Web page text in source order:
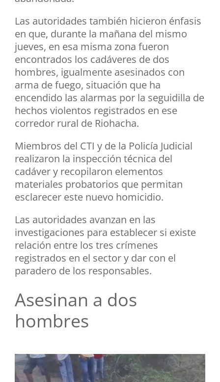
Las autoridades también hicieron énfasis
en que, durante la mañana del mismo
jueves, en esa misma zona fueron
encontrados los cadáveres de dos
hombres, igualmente asesinados con
arma de fuego, situación que ha
encendido las alarmas por la seguidilla de
hechos violentos registrados en ese
corredor rural de Riohacha.
Miembros del CTI y de la Policía Judicial
realizaron la inspección técnica del
cadáver y recopilaron elementos
materiales probatorios que permitan
esclarecer este nuevo homicidio.
Las autoridades avanzan en las
investigaciones para establecer si existe
relación entre los tres crímenes
registrados en el sector y dar con el
paradero de los responsables.
Asesinan a dos
hombres